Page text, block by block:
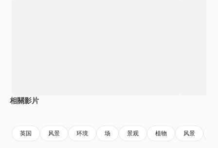
相關影片
英国 风景 环境 场 景观 植物 风景